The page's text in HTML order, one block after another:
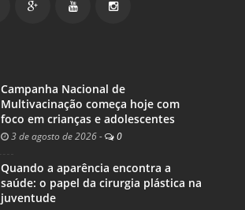
Campanha Nacional de
Multivacinação começa hoje com
foco em crianças e adolescentes
3 de agosto de 2026 - 0
Quando a aparência encontra a
saúde: o papel da cirurgia plástica na
juventude